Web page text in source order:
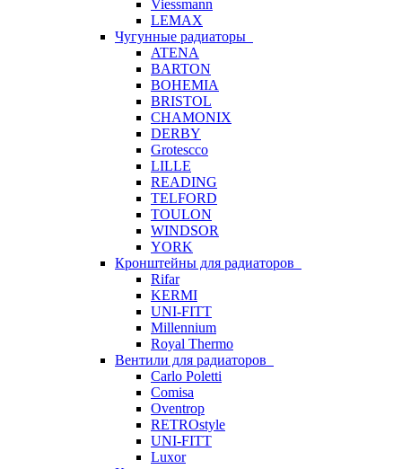
Viessmann
LEMAX
Чугунные радиаторы
ATENA
BARTON
BOHEMIA
BRISTOL
CHAMONIX
DERBY
Grotescco
LILLE
READING
TELFORD
TOULON
WINDSOR
YORK
Кронштейны для радиаторов
Rifar
KERMI
UNI-FITT
Millennium
Royal Thermo
Вентили для радиаторов
Carlo Poletti
Comisa
Oventrop
RETROstyle
UNI-FITT
Luxor